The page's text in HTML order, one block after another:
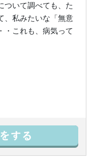
ついて調べても、た
、私みたいな「無意
・これも、病気って